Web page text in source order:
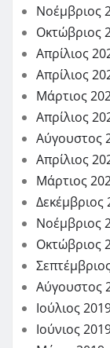
Νοέμβριος
Οκτώβριος
Απρίλιος
Απρίλιος
Μάρτιος
Απρίλιος
Αύγουστος
Απρίλιος
Μάρτιος
Δεκέμβριος
Νοέμβριος
Οκτώβριος
Αύγουστος
Ιούλιος
Ιούνιος